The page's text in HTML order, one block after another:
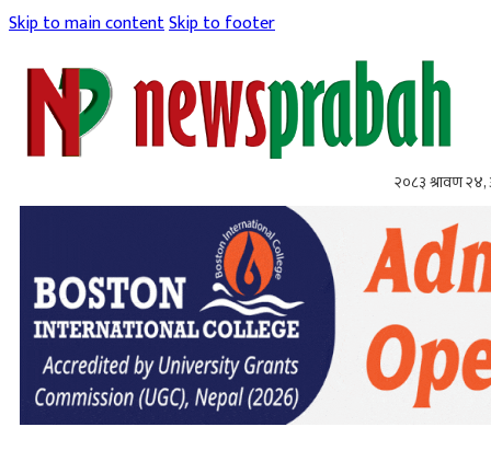
Skip to main contentSkip to footer
२०८३ श्रावण